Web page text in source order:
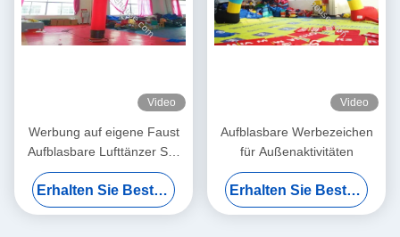
Video
Werbung auf eigene Faust
Aufblasbare Lufttänzer Sky
Man Werbeballons
Erhalten Sie Besten Preis
Video
Aufblasbare Werbezeichen
für Außenaktivitäten
Erhalten Sie Besten Preis